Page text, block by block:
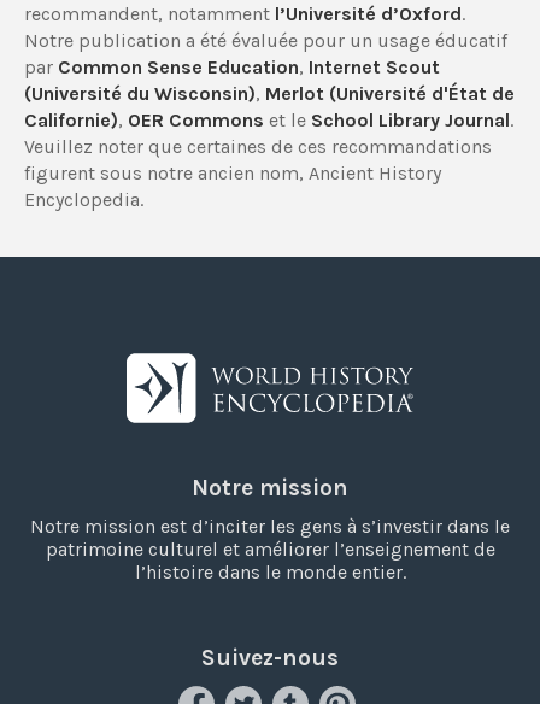
recommandent, notamment l’Université d’Oxford.
Notre publication a été évaluée pour un usage éducatif
par Common Sense Education, Internet Scout
(Université du Wisconsin), Merlot (Université d'État de
Californie), OER Commons et le School Library Journal.
Veuillez noter que certaines de ces recommandations
figurent sous notre ancien nom, Ancient History
Encyclopedia.
Notre mission
Notre mission est d’inciter les gens à s’investir dans le
patrimoine culturel et améliorer l’enseignement de
l’histoire dans le monde entier.
Suivez-nous